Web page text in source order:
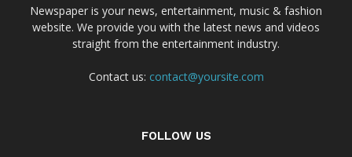
Newspaper is your news, entertainment, music & fashion
website. We provide you with the latest news and videos
straight from the entertainment industry.
Contact us: contact@yoursite.com
FOLLOW US